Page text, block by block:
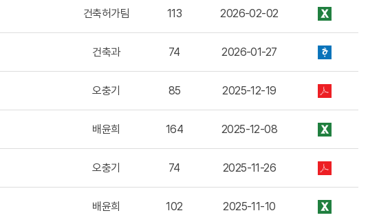
건축허가팀 113 2026-02-02
건축과 74 2026-01-27
오충기 85 2025-12-19
배윤희 164 2025-12-08
오충기 74 2025-11-26
배윤희 102 2025-11-10